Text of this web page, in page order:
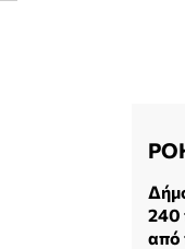
240
από